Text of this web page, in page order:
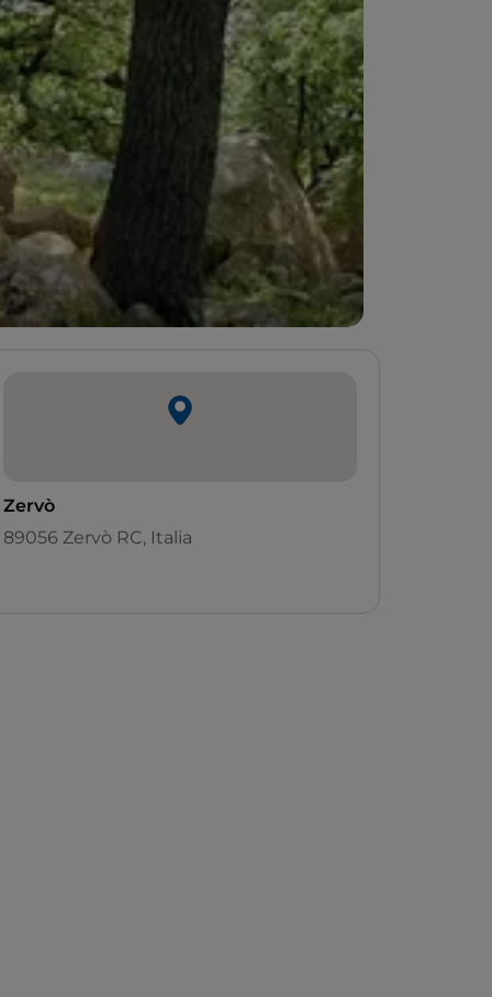
Zervò
89056 Zervò RC, Italia